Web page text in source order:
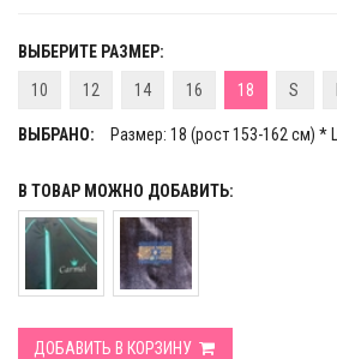
ВЫБЕРИТЕ РАЗМЕР:
10
12 14 16 18 S
ВЫБРАНО: Размер: 18 (рост 153-162 см) *
В ТОВАР МОЖНО ДОБАВИТЬ:
ДОБАВИТЬ В КОРЗИНУ